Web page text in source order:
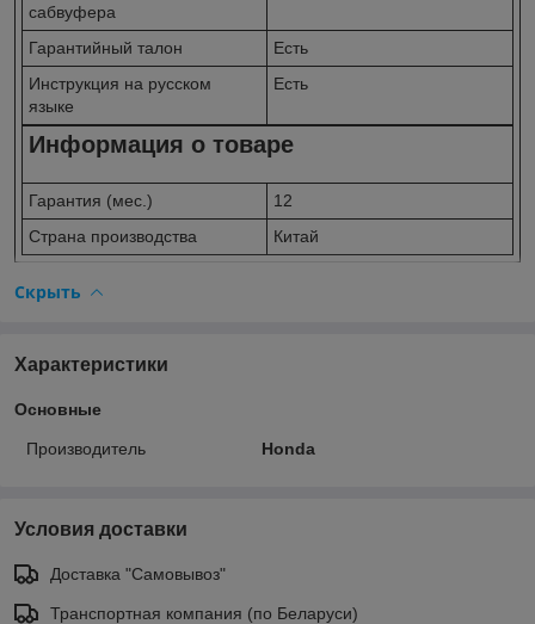
сабвуфера
Гарантийный талон
Есть
Инструкция на русском
языке
Есть
Информация о товаре
Гарантия (мес.)
12
Страна производства
Китай
Скрыть
Характеристики
Основные
Производитель Honda
Условия доставки
Доставка "Самовывоз"
Транспортная компания (по Беларуси)